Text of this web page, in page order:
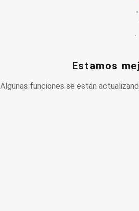
Estamos
Algunas funciones se están